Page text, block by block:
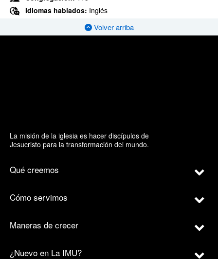
Idiomas hablados: Inglés
Volver arriba
La misión de la iglesia es hacer discípulos de
Jesucristo para la transformación del mundo.
Qué creemos
Cómo servimos
Maneras de crecer
¿Nuevo en La IMU?